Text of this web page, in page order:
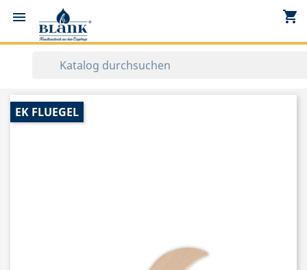
 shopping_cart
EK FLUEGEL